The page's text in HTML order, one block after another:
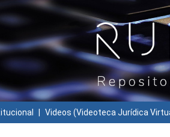
Videos (Videoteca Jurídica